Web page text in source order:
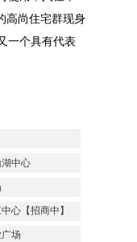
⾼尚住宅群现⾝
⼀个具有代表
中心
心【招商中】
场